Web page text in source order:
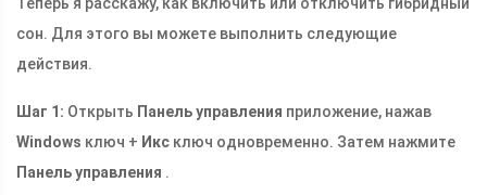
сон. Для этого вы можете выполнить следующие
действия.
Шаг 1: Открыть Панель управления приложение, нажав
Windows ключ + Икс ключ одновременно. Затем нажмите
Панель управления .